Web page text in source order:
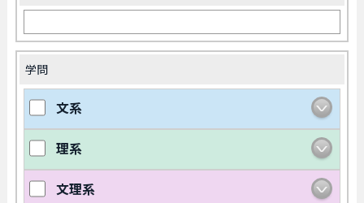
学問
文系
理系
文理系